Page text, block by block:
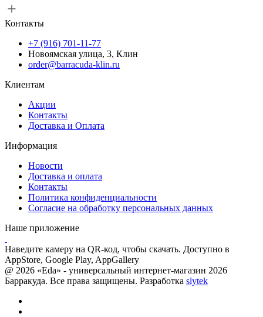
Контакты
+7 (916) 701-11-77
Новоямская улица, 3, Клин
order@barracuda-klin.ru
Клиентам
Акции
Контакты
Доставка и Оплата
Информация
Новости
Доставка и оплата
Контакты
Политика конфиденциальности
Согласие на обработку персональных данных
Наше приложение
Наведите камеру на QR-код, чтобы скачать. Доступно в
AppStore, Google Play, AppGallery
@ 2026 «Eda» - универсальный интернет-магазин 2026
Барракуда. Все права защищены. Разработка slytek